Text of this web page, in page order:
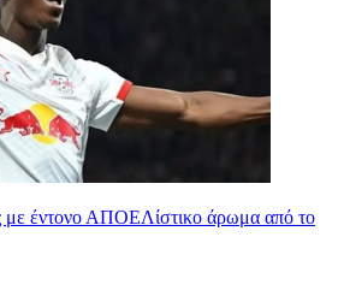
έντονο ΑΠΟΕΛίστικο άρωμα από το